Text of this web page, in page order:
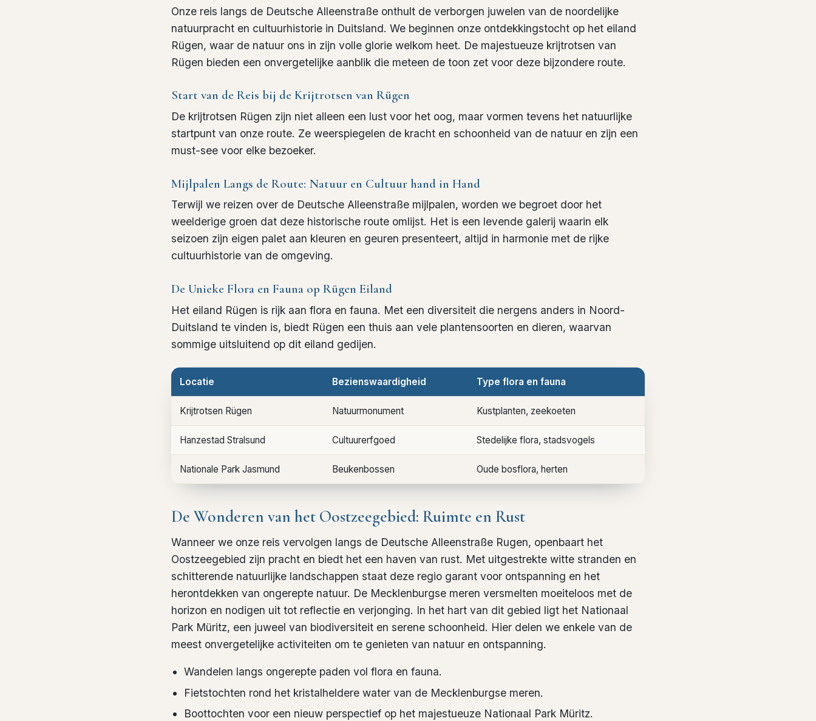
Onze reis langs de Deutsche Alleenstraße onthult de verborgen juwelen van de noordelijke
natuurpracht en cultuurhistorie in Duitsland. We beginnen onze ontdekkingstocht op het eiland
Rügen, waar de natuur ons in zijn volle glorie welkom heet. De majestueuze krijtrotsen van
Rügen bieden een onvergetelijke aanblik die meteen de toon zet voor deze bijzondere route.
Start van de Reis bij de Krijtrotsen van Rügen
De krijtrotsen Rügen zijn niet alleen een lust voor het oog, maar vormen tevens het natuurlijke
startpunt van onze route. Ze weerspiegelen de kracht en schoonheid van de natuur en zijn een
must-see voor elke bezoeker.
Mijlpalen Langs de Route: Natuur en Cultuur hand in Hand
Terwijl we reizen over de Deutsche Alleenstraße mijlpalen, worden we begroet door het
weelderige groen dat deze historische route omlijst. Het is een levende galerij waarin elk
seizoen zijn eigen palet aan kleuren en geuren presenteert, altijd in harmonie met de rijke
cultuurhistorie van de omgeving.
De Unieke Flora en Fauna op Rügen Eiland
Het eiland Rügen is rijk aan flora en fauna. Met een diversiteit die nergens anders in Noord-
Duitsland te vinden is, biedt Rügen een thuis aan vele plantensoorten en dieren, waarvan
sommige uitsluitend op dit eiland gedijen.
Locatie Bezienswaardigheid Type flora en fauna
Krijtrotsen Rügen Natuurmonument Kustplanten, zeekoeten
Hanzestad Stralsund Cultuurerfgoed Stedelijke flora, stadsvogels
Nationale Park Jasmund Beukenbossen Oude bosflora, herten
De Wonderen van het Oostzeegebied: Ruimte en Rust
Wanneer we onze reis vervolgen langs de Deutsche Alleenstraße Rugen, openbaart het
Oostzeegebied zijn pracht en biedt het een haven van rust. Met uitgestrekte witte stranden en
schitterende natuurlijke landschappen staat deze regio garant voor ontspanning en het
herontdekken van ongerepte natuur. De Mecklenburgse meren versmelten moeiteloos met de
horizon en nodigen uit tot reflectie en verjonging. In het hart van dit gebied ligt het Nationaal
Park Müritz, een juweel van biodiversiteit en serene schoonheid. Hier delen we enkele van de
meest onvergetelijke activiteiten om te genieten van natuur en ontspanning.
Wandelen langs ongerepte paden vol flora en fauna.
Fietstochten rond het kristalheldere water van de Mecklenburgse meren.
Boottochten voor een nieuw perspectief op het majestueuze Nationaal Park Müritz.